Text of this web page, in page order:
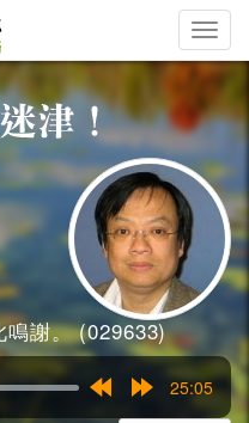
Toggle
鳴謝。 (029633)
25:05